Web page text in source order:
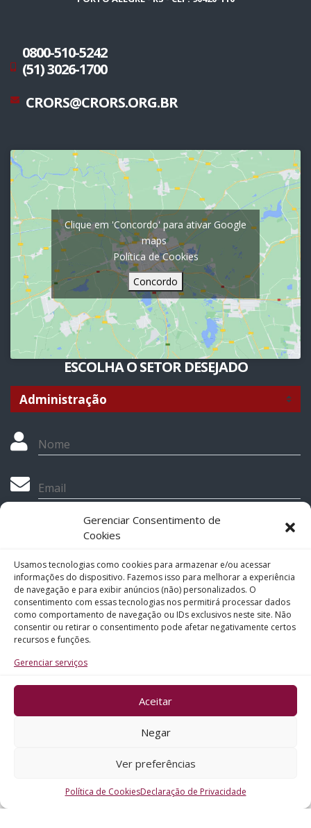
Gerenciar Consentimento de
Cookies
Usamos tecnologias como cookies para armazenar e/ou acessar
informações do dispositivo. Fazemos isso para melhorar a experiência
de navegação e para exibir anúncios (não) personalizados. O
consentimento com essas tecnologias nos permitirá processar dados
como comportamento de navegação ou IDs exclusivos neste site. Não
consentir ou retirar o consentimento pode afetar negativamente certos
recursos e funções.
Gerenciar serviços
Aceitar
Negar
Ver preferências
Política de CookiesDeclaração de Privacidade
0800-510-5242
(51) 3026-1700
CRORS@CRORS.ORG.BR
Clique em 'Concordo' para ativar Google
maps
Política de Cookies
Concordo
ESCOLHA O SETOR DESEJADO
Nome
Email
Telefone
Assunto
Mensagem